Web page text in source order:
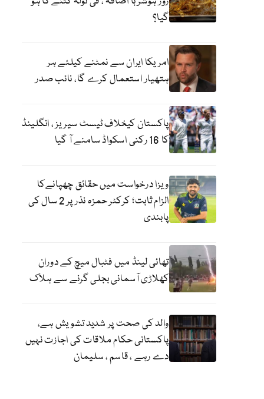
گیا؟
امریکا ایران سے نمٹنے کیلئے ہر
ہتھیار استعمال کرے گا، نائب صدر
پاکستان کیخلاف ٹیسٹ سیریز ، انگلینڈ
کا 16 رکنی اسکواڈ سامنے آ گیا
ویزا درخواست میں حقائق چھپانےکا
الزام ثابت؛ کرکٹر حمزہ نذر پر 2 سال کی
پابندی
تھائی لینڈ میں فٹبال میچ کے دوران
کھلاڑی آسمانی بجلی گرنے سے ہلاک
والد کی صحت پر شدید تشویش ہے،
پاکستانی حکام ملاقات کی اجازت نہیں
دے رہے ، قاسم ، سلیمان